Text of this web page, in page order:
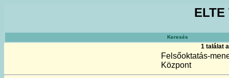
Keresés
1 találat
Felsőoktatás-
Központ